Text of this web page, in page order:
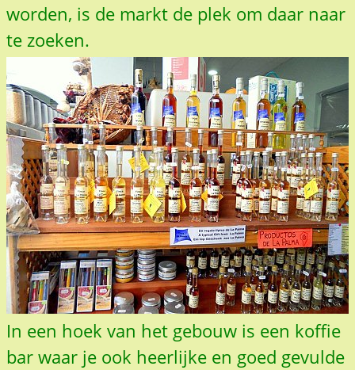
worden, is de markt de plek om daar naar
te zoeken.
In een hoek van het gebouw is een koffie
bar waar je ook heerlijke en goed gevulde